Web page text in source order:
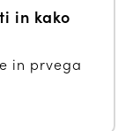
in kako
in prvega